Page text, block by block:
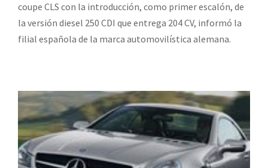
coupe CLS con la introducción, como primer escalón, de
la versión diesel 250 CDI que entrega 204 CV, informó la
filial española de la marca automovilística alemana.